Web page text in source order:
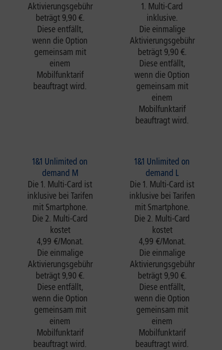
Aktivierungsgebühr
beträgt 9,90 €.
Diese entfällt,
wenn die Option
gemeinsam mit
einem
Mobilfunktarif
beauftragt wird.
1. Multi-Card
inklusive.
Die einmalige
Aktivierungsgebühr
beträgt 9,90 €.
Diese entfällt,
wenn die Option
gemeinsam mit
einem
Mobilfunktarif
beauftragt wird.
1&1 Unlimited on
demand M
Die 1. Multi-Card ist
inklusive bei Tarifen
mit Smartphone.
Die 2. Multi-Card
kostet
4,99 €/Monat.
Die einmalige
Aktivierungsgebühr
beträgt 9,90 €.
Diese entfällt,
wenn die Option
gemeinsam mit
einem
Mobilfunktarif
beauftragt wird.
1&1 Unlimited on
demand L
Die 1. Multi-Card ist
inklusive bei Tarifen
mit Smartphone.
Die 2. Multi-Card
kostet
4,99 €/Monat.
Die einmalige
Aktivierungsgebühr
beträgt 9,90 €.
Diese entfällt,
wenn die Option
gemeinsam mit
einem
Mobilfunktarif
beauftragt wird.